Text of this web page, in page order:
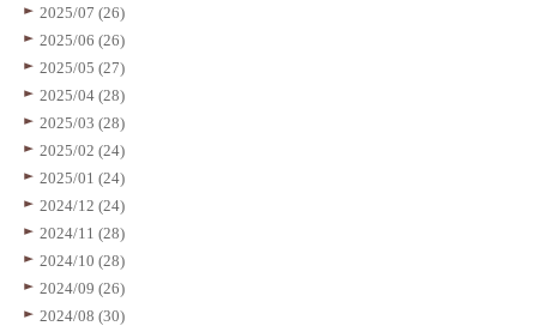
2025/07 (26)
2025/06 (26)
2025/05 (27)
2025/04 (28)
2025/03 (28)
2025/02 (24)
2025/01 (24)
2024/12 (24)
2024/11 (28)
2024/10 (28)
2024/09 (26)
2024/08 (30)